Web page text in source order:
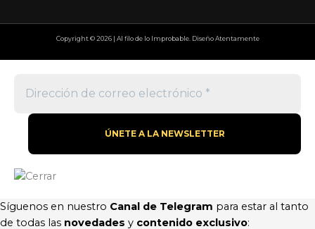
Copyright © 2026 | Al filo de lo Improbable. Diseño Atentamente
Síguenos en nuestro Canal de Telegram para estar al tanto
de todas las novedades y contenido exclusivo: